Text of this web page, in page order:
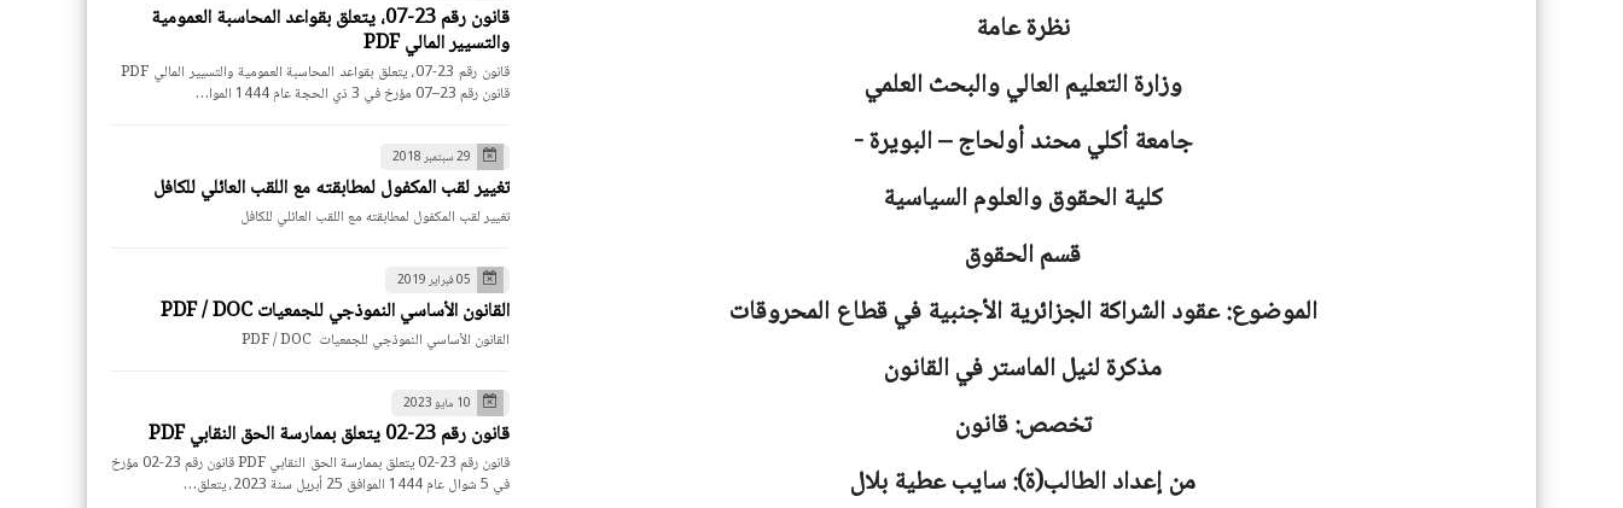
نظرة عامة
وزارة التعليم العالي والبحث العلمي
جامعةأكلي محند أولحاج – البويرة -
كلية الحقوق والعلوم السياسية
قسم الحقوق
الموضوع: عقود الشراكة الجزائرية الأجنبية في قطاع المحروقات
مذكرة لنيل الماستر في القانون
تخصص: قانون
من إعداد الطالب(ة): سايب عطية بلال
قانون رقم 23-07، يتعلق بقواعد المحاسبة العمومية
والتسيير المالي PDF
قانون رقم 23–07 مؤرخ في 3 ذي الحجة عام 1444 الموا…
29 سبتمبر 2018
تغيير لقب المكفول لمطابقته مع اللقب العائلي للكافل
تغيير لقب المكفول لمطابقته مع اللقب العائلي للكافل
05 فبراير 2019
القانون الأساسي النموذجي للجمعيات PDF / DOC
القانون الأساسي النموذجي للجمعيات PDF / DOC
10 مايو 2023
قانون رقم 23-02 يتعلق بممارسة الحق النقابي PDF
قانون رقم 23-02 يتعلق بممارسة الحق النقابي PDF قانون رقم 23-02 مؤرخ
في 5 شوال عام 1444 الموافق 25 أبريل سنة 2023، يتعلق…